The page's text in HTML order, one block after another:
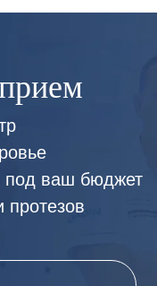
под ваш бюджет
протезов